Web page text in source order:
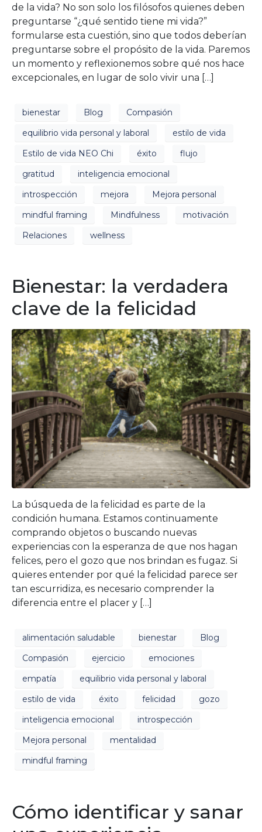
de la vida? No son solo los filósofos quienes deben
preguntarse “¿qué sentido tiene mi vida?”
formularse esta cuestión, sino que todos deberían
preguntarse sobre el propósito de la vida. Paremos
un momento y reflexionemos sobre qué nos hace
excepcionales, en lugar de solo vivir una […]
bienestar Blog
Compasión
equilibrio vida personal y laboral
estilo de vida
Estilo de vida NEO Chi
éxito
flujo
gratitud
inteligencia emocional
introspección
mejora
Mejora personal
mindful framing
Mindfulness
motivación
Relaciones
wellness
Bienestar: la verdadera
clave de la felicidad
La búsqueda de la felicidad es parte de la
condición humana. Estamos continuamente
comprando objetos o buscando nuevas
experiencias con la esperanza de que nos hagan
felices, pero el gozo que nos brindan es fugaz. Si
quieres entender por qué la felicidad parece ser
tan escurridiza, es necesario comprender la
diferencia entre el placer y […]
alimentación saludable bienestar
Blog
Compasión
ejercicio
emociones
empatía
equilibrio vida personal y laboral
estilo de vida
éxito felicidad
gozo
inteligencia emocional
introspección
Mejora personal
mentalidad
mindful framing
Cómo identificar y sanar